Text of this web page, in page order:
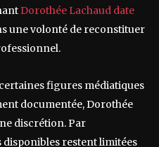
Dorothée Lachaud date
une volonté de reconstituer
figures médiatiques
documentée, Dorothée
discrétion. Par
restent limitées